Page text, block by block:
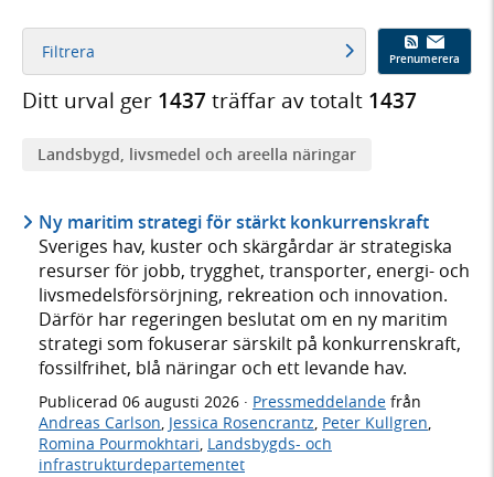
Filtrera Prenumerera
Ditt urval ger 1437 träffar av totalt 1437
Landsbygd, livsmedel och areella näringar
Ny maritim strategi för stärkt konkurrenskraft
Sveriges hav, kuster och skärgårdar är strategiska
resurser för jobb, trygghet, transporter, energi- och
livsmedelsförsörjning, rekreation och innovation.
Därför har regeringen beslutat om en ny maritim
strategi som fokuserar särskilt på konkurrenskraft,
fossilfrihet, blå näringar och ett levande hav.
Publicerad 06 augusti 2026 · Pressmeddelande från
Andreas Carlson, Jessica Rosencrantz, Peter Kullgren,
Romina Pourmokhtari, Landsbygds- och
infrastrukturdepartementet